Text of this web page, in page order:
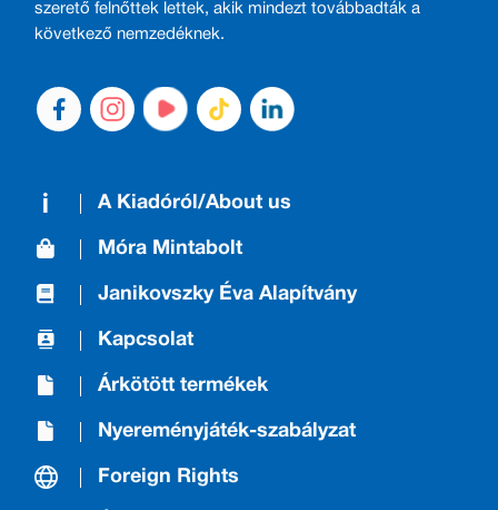
szerető felnőttek lettek, akik mindezt továbbadták a
következő nemzedéknek.
A Kiadóról/About us
Móra Mintabolt
Janikovszky Éva Alapítvány
Kapcsolat
Árkötött termékek
Nyereményjáték-szabályzat
Foreign Rights